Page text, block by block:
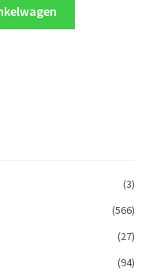
is:
€3.00.
(3)
(566)
(27)
(94)